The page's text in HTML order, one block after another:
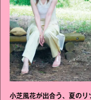
小芝風花が出合う、夏のリ